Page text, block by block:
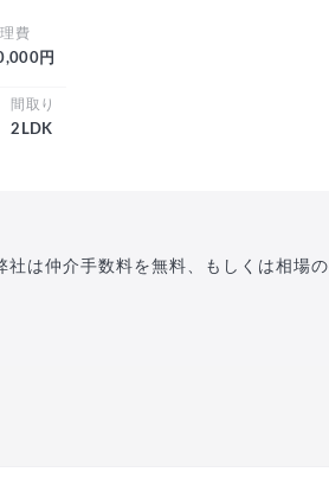
費
円
間取り
2LDK
は仲介手数料を無料、もしくは相場